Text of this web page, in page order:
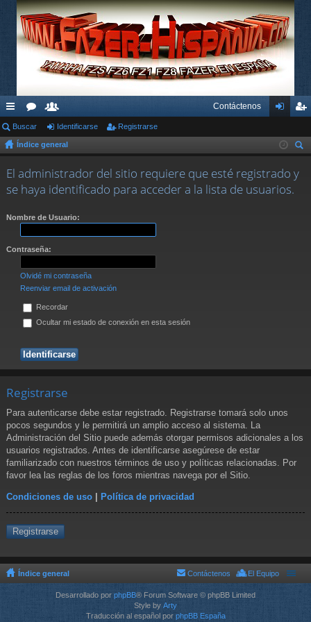
nl
ac
es
rá
s
or
os
su
ari
os
Contáctenos
nti
fic
ar
ist
Buscar Identificarse Registrarse
Índice general
car
El administrador del sitio requiere que esté registrado y
se haya identificado para acceder a la lista de usuarios.
Nombre de Usuario:
Contraseña:
Olvidé mi contraseña
Reenviar email de activación
Recordar
Ocultar mi estado de conexión en esta sesión
Registrarse
Para autenticarse debe estar registrado. Registrarse tomará solo unos
pocos segundos y le permitirá un amplio acceso al sistema. La
Administración del Sitio puede además otorgar permisos adicionales a los
usuarios registrados. Antes de identificarse asegúrese de estar
familiarizado con nuestros términos de uso y políticas relacionadas. Por
favor lea las reglas de los foros mientras navega por el Sitio.
Condiciones de uso | Política de privacidad
Registrarse
Índice general El Equipo
Contáctenos
Desarrollado por phpBB® Forum Software © phpBB Limited
Style by Arty
Traducción al español por phpBB España